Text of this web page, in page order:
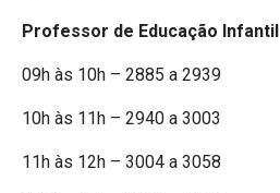
Professor de Educação Infantil
09h às 10h – 2885 a 2939
10h às 11h – 2940 a 3003
11h às 12h – 3004 a 3058